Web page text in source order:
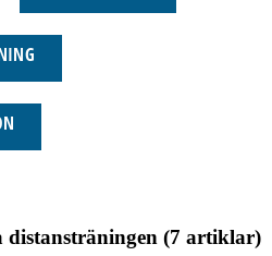
distansträningen (7 artiklar)